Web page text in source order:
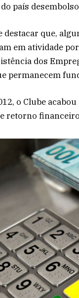
país
destacar que,
em atividade
dos
permanecem
o Clube
retorno